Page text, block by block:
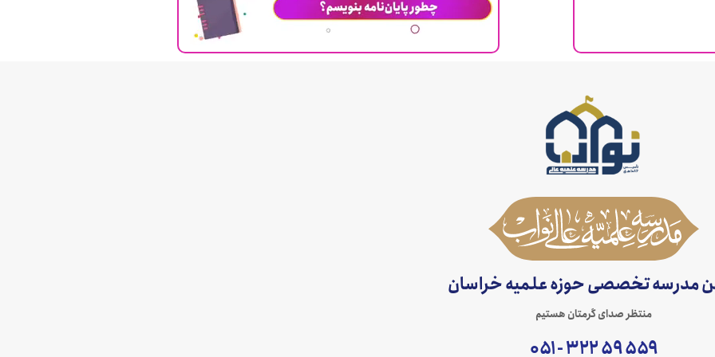
مدرسه تخصصی حوزه علمیه خراسان
منتظر صدای گرمتان هستیم
۵۵۹ ۵۹ ۳۲۲ - ۰۵۱